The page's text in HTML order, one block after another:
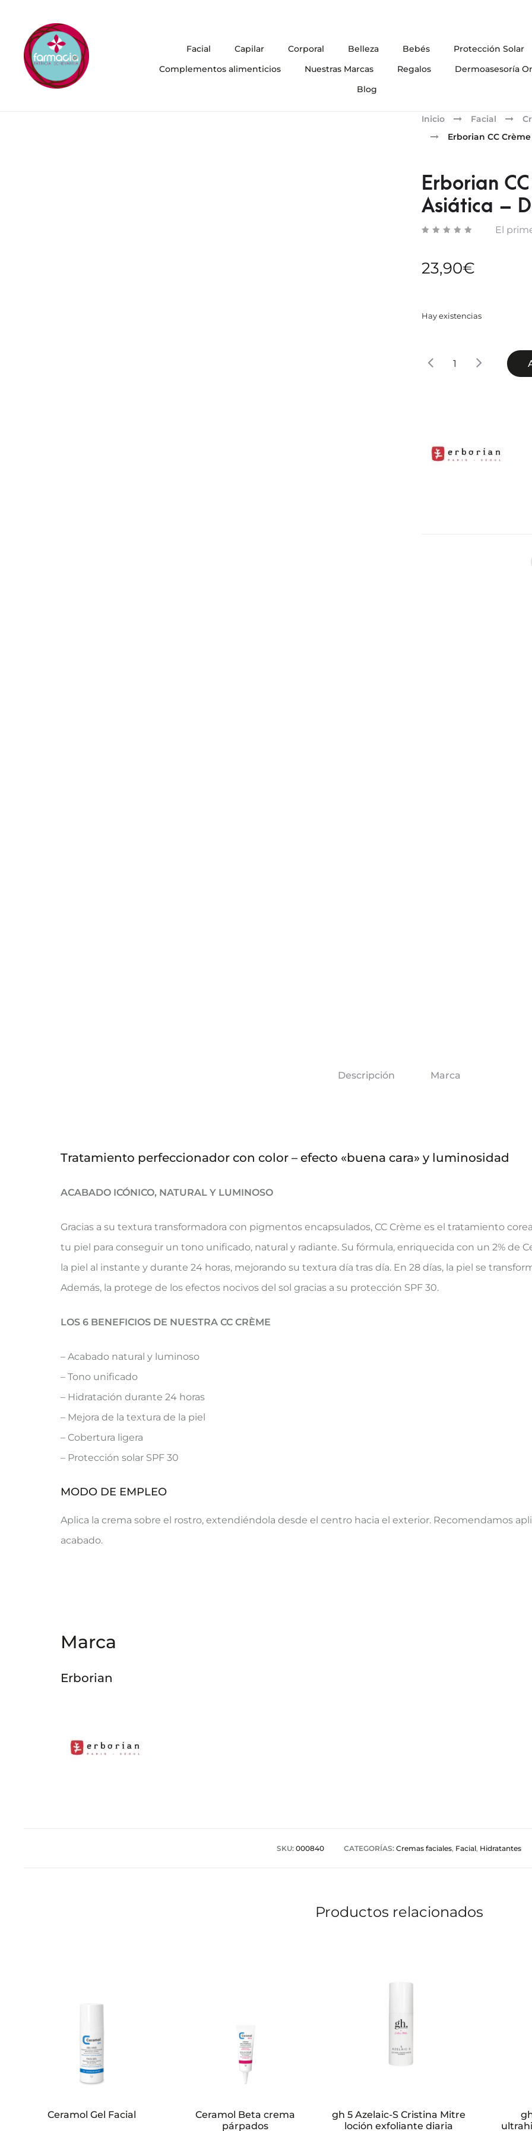
Facial Capilar Corporal Belleza Bebés
Protección Solar
Complementos alimenticios
Nuestras Marcas Regalos
Dermoasesoría
Blog
Inicio Facial
Erborian CC
Erborian
Asiática –
El
23,90€
Hay existencias
Erborian
Descripción Marca
Tratamiento perfeccionador con color – efecto «buena cara» y luminosidad
ACABADO ICÓNICO, NATURAL Y LUMINOSO
Gracias a su textura transformadora con pigmentos encapsulados, CC Crème es el tratamiento
tu piel para conseguir un tono unificado, natural y radiante. Su fórmula, enriquecida con un 2% de
la piel al instante y durante 24 horas, mejorando su textura día tras día. En 28 días, la piel se
Además, la protege de los efectos nocivos del sol gracias a su protección SPF 30.
LOS 6 BENEFICIOS DE NUESTRA CC CRÈME
– Acabado natural y luminoso
– Tono unificado
– Hidratación durante 24 horas
– Mejora de la textura de la piel
– Cobertura ligera
– Protección solar SPF 30
MODO DE EMPLEO
Aplica la crema sobre el rostro, extendiéndola desde el centro hacia el exterior. Recomendamos
acabado.
Marca
Erborian
SKU: 000840 CATEGORÍAS: Cremas faciales, Facial, Hidratantes
Productos relacionados
Ceramol Gel Facial
Ceramol Beta crema
párpados
gh 5 Azelaic-S Cristina Mitre
loción exfoliante diaria